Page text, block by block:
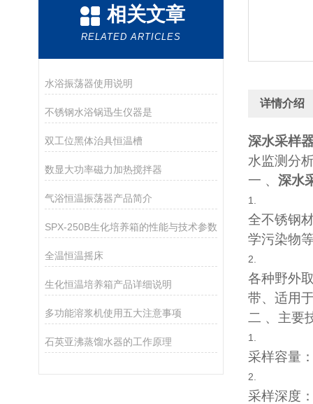
相关文章
RELATED ARTICLES
水浴振荡器使用说明
不锈钢水浴锅迅生仪器是
双工位黑体治具恒温槽
数显大功率磁力加热搅拌器
气浴恒温振荡器产品简介
SPX-250B生化培养箱的性能与技术参数
全温恒温摇床
生化恒温培养箱产品详细说明
多功能溶浆机使用五大注意事项
石英亚沸蒸馏水器的工作原理
详情介绍
深水采样
水监测分
一 、 深水
1.
全不锈钢
学污染物
2.
各种野外
带、适用
二 、主要
1.
采样容量
2.
采样深度